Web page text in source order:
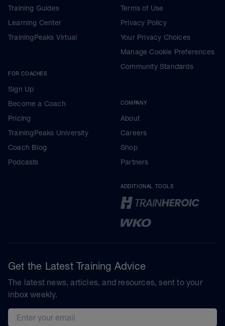
Training Guides
Learning Center
TrainingPeaks Virtual
FOR COACHES
Sign Up
Become a Coach
Pricing
TrainingPeaks University
Coach Blog
Podcasts
Terms of Use
Privacy Policy
Your Privacy Choices
Manage Cookie Preferences
Community Standards
COMPANY
About
Careers
Shop
Partners
ADDITIONAL TOOLS
Get the Latest Training Advice
The latest news, articles, and resources, sent to your
inbox weekly.
Email address